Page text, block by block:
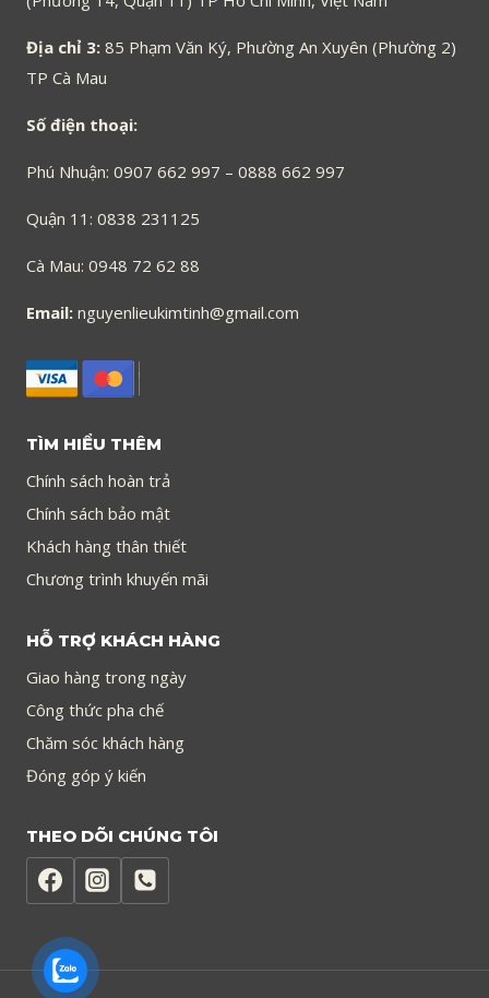
Địa chỉ 3: 85 Phạm Văn Ký, Phường An Xuyên (Phường 2)
TP Cà Mau
Số điện thoại:
Phú Nhuận: 0907 662 997 – 0888 662 997
Quận 11: 0838 231125
Cà Mau: 0948 72 62 88
Email: nguyenlieukimtinh@gmail.com
TÌM HIỂU THÊM
Chính sách hoàn trả
Chính sách bảo mật
Khách hàng thân thiết
Chương trình khuyến mãi
HỖ TRỢ KHÁCH HÀNG
Giao hàng trong ngày
Công thức pha chế
Chăm sóc khách hàng
Đóng góp ý kiến
THEO DÕI CHÚNG TÔI